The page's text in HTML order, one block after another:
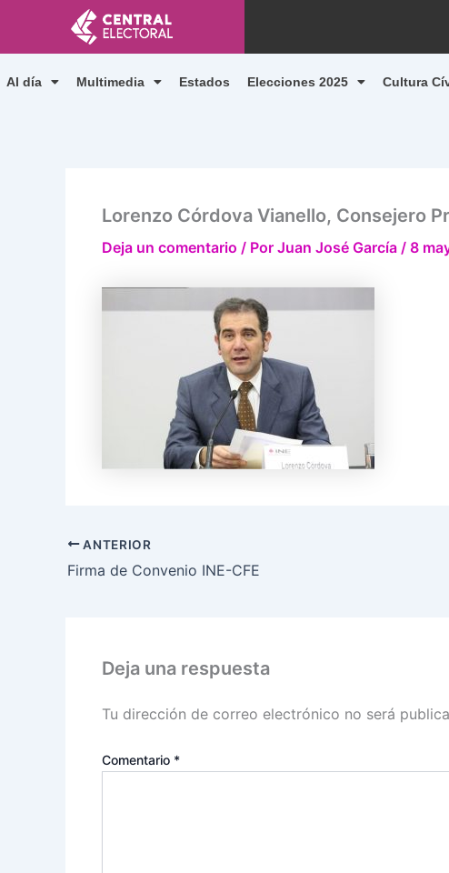
contenido
Al día Multimedia Estados Elecciones 2025 Cultura
Lorenzo Córdova Vianello, Consejero
Deja un comentario / Por Juan José García / 8
ANTERIOR
Firma de Convenio INE-CFE
Deja una respuesta
Tu dirección de correo electrónico no será
Comentario *